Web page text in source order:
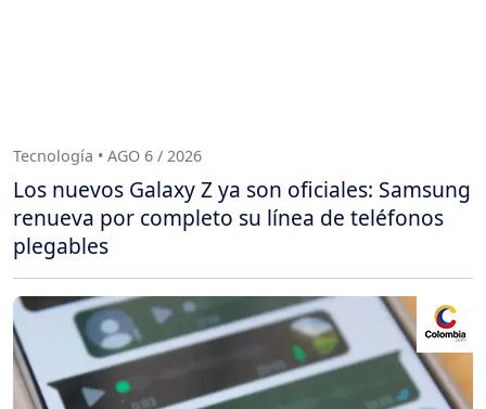
Tecnología • AGO 6 / 2026
Los nuevos Galaxy Z ya son oficiales: Samsung
renueva por completo su línea de teléfonos
plegables